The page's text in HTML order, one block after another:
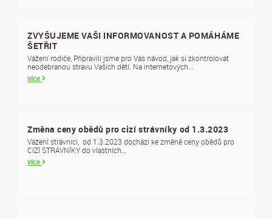
ZVYŠUJEME VAŠI INFORMOVANOST A POMÁHÁME
ŠETŘIT
Vážení rodiče, Připravili jsme pro Vás návod, jak si zkontrolovat
neodebranou stravu Vašich dětí. Na internetových...
více
Změna ceny obědů pro cizí strávníky od 1.3.2023
Vážení strávníci, od 1.3.2023 dochází ke změně ceny obědů pro
CIZÍ STRÁVNÍKY do vlastních...
více